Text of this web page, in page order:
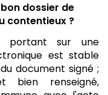
dossier de
contentieux ?
portant sur une
est stable
document signé ;
bien renseigné,